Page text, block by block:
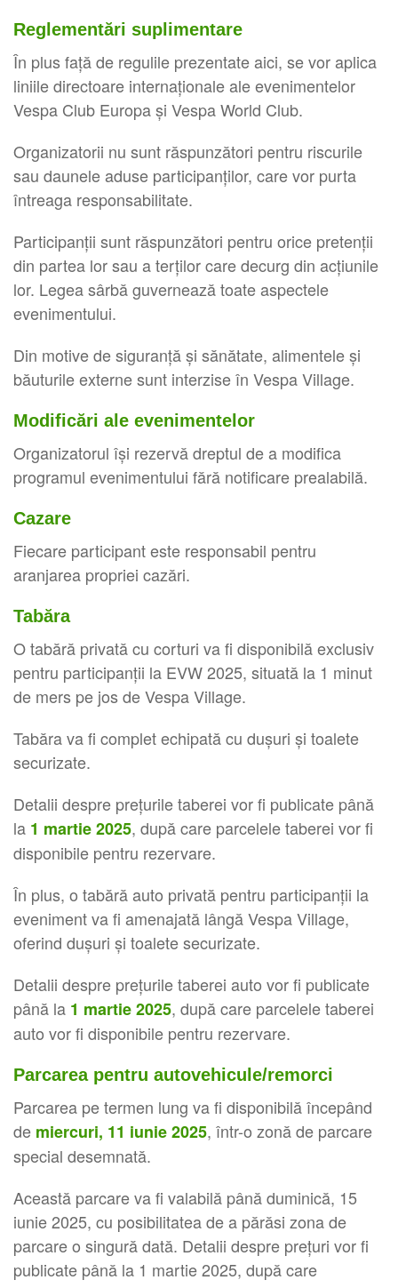
Reglementări suplimentare
În plus față de regulile prezentate aici, se vor aplica
liniile directoare internaționale ale evenimentelor
Vespa Club Europa și Vespa World Club.
Organizatorii nu sunt răspunzători pentru riscurile
sau daunele aduse participanților, care vor purta
întreaga responsabilitate.
Participanții sunt răspunzători pentru orice pretenții
din partea lor sau a terților care decurg din acțiunile
lor. Legea sârbă guvernează toate aspectele
evenimentului.
Din motive de siguranță și sănătate, alimentele și
băuturile externe sunt interzise în Vespa Village.
Modificări ale evenimentelor
Organizatorul își rezervă dreptul de a modifica
programul evenimentului fără notificare prealabilă.
Cazare
Fiecare participant este responsabil pentru
aranjarea propriei cazări.
Tabăra
O tabără privată cu corturi va fi disponibilă exclusiv
pentru participanții la EVW 2025, situată la 1 minut
de mers pe jos de Vespa Village.
Tabăra va fi complet echipată cu dușuri și toalete
securizate.
Detalii despre prețurile taberei vor fi publicate până
la 1 martie 2025, după care parcelele taberei vor fi
disponibile pentru rezervare.
În plus, o tabără auto privată pentru participanții la
eveniment va fi amenajată lângă Vespa Village,
oferind dușuri și toalete securizate.
Detalii despre prețurile taberei auto vor fi publicate
până la 1 martie 2025, după care parcelele taberei
auto vor fi disponibile pentru rezervare.
Parcarea pentru autovehicule/remorci
Parcarea pe termen lung va fi disponibilă începând
de miercuri, 11 iunie 2025, într-o zonă de parcare
special desemnată.
Această parcare va fi valabilă până duminică, 15
iunie 2025, cu posibilitatea de a părăsi zona de
parcare o singură dată. Detalii despre prețuri vor fi
publicate până la 1 martie 2025, după care